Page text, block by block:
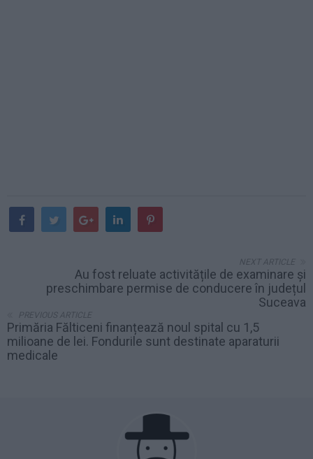
NEXT ARTICLE
Au fost reluate activitățile de examinare și
preschimbare permise de conducere în județul
Suceava
PREVIOUS ARTICLE
Primăria Fălticeni finanțează noul spital cu 1,5
milioane de lei. Fondurile sunt destinate aparaturii
medicale